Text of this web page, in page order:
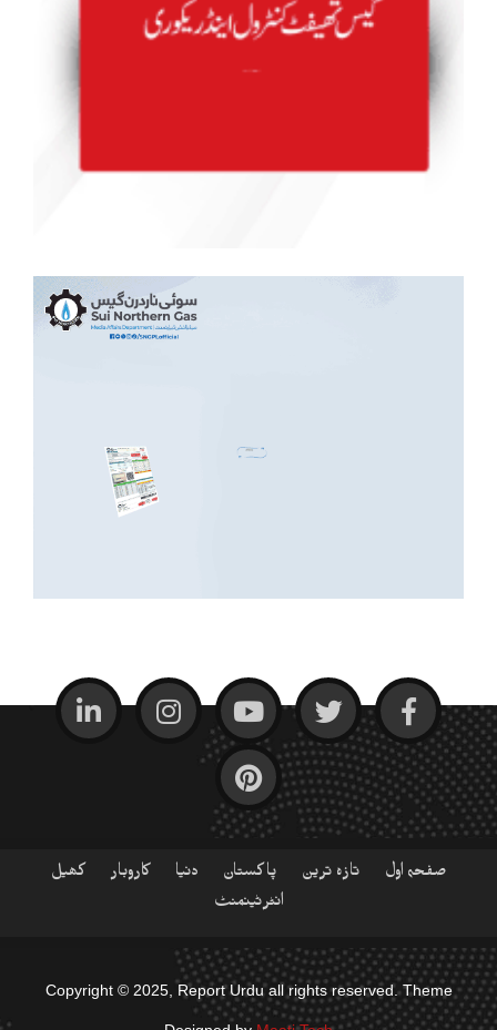
صفحہ اول تازہ ترین پاکستان دنیا کاروبار
کھیل
انٹرٹینمنٹ
Copyright © 2025, Report Urdu all rights reserved. Theme